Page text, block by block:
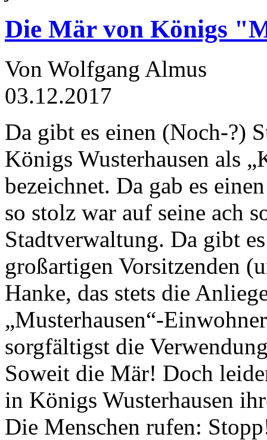
Die Mär von Königs
Von Wolfgang Almus
03.12.2017
Da gibt es einen (Noch-?)
Königs Wusterhausen als
bezeichnet. Da gab es
so stolz war auf seine ach
Stadtverwaltung. Da gibt
großartigen Vorsitzenden
Hanke, das stets die
„Musterhausen“-
sorgfältigst die
Soweit die Mär! Doch
in Königs Wusterhausen
Die Menschen rufen: